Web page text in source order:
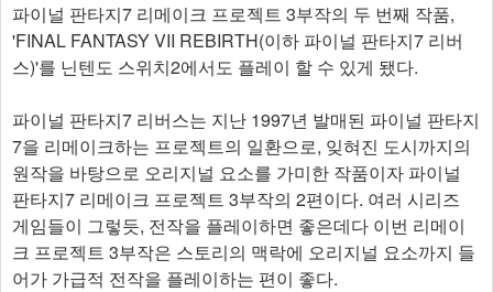
파이널 판타지7 리메이크 프로젝트 3부작의 두 번째 작품,
'FINAL FANTASY VII REBIRTH(이하 파이널 판타지7 리버
스)'를 닌텐도 스위치2에서도 플레이 할 수 있게 됐다.
파이널 판타지7 리버스는 지난 1997년 발매된 파이널 판타지
7을 리메이크하는 프로젝트의 일환으로, 잊혀진 도시까지의
원작을 바탕으로 오리지널 요소를 가미한 작품이자 파이널
판타지7 리메이크 프로젝트 3부작의 2편이다. 여러 시리즈
게임들이 그렇듯, 전작을 플레이하면 좋은데다 이번 리메이
크 프로젝트 3부작은 스토리의 맥락에 오리지널 요소까지 들
어가 가급적 전작을 플레이하는 편이 좋다.